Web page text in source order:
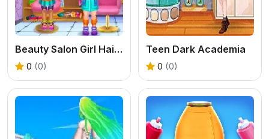
Beauty Salon Girl Hairstyles
0 (0)
Teen Dark Academia
0 (0)